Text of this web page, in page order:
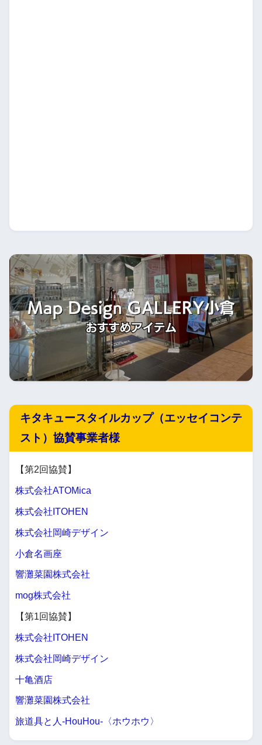
キタキュースタイルカップ（エッセイコンテ
スト）協賛事業者様
【第2回協賛】
株式会社ATOMica
株式会社ITOHEN
株式会社岡崎デザイン
小倉名画座
響灘菜園株式会社
mog株式会社
【第1回協賛】
株式会社ITOHEN
株式会社岡崎デザイン
十亀酒店
響灘菜園株式会社
旅道具と人-HouHou-〈ホウホウ〉